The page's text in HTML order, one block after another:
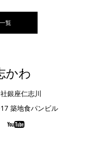
覧
かわ
銀座仁志川
築地食パンビル